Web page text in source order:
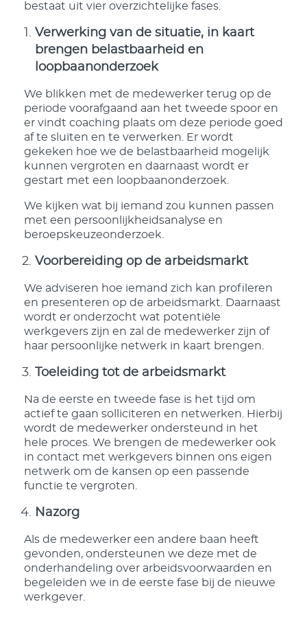
bestaat uit vier overzichtelijke fases.
Verwerking van de situatie, in kaart
brengen belastbaarheid en
loopbaanonderzoek
We blikken met de medewerker terug op de
periode voorafgaand aan het tweede spoor en
er vindt coaching plaats om deze periode goed
af te sluiten en te verwerken. Er wordt
gekeken hoe we de belastbaarheid mogelijk
kunnen vergroten en daarnaast wordt er
gestart met een loopbaanonderzoek.
We kijken wat bij iemand zou kunnen passen
met een persoonlijkheidsanalyse en
beroepskeuzeonderzoek.
Voorbereiding op de arbeidsmarkt
We adviseren hoe iemand zich kan profileren
en presenteren op de arbeidsmarkt. Daarnaast
wordt er onderzocht wat potentiële
werkgevers zijn en zal de medewerker zijn of
haar persoonlijke netwerk in kaart brengen.
Toeleiding tot de arbeidsmarkt
Na de eerste en tweede fase is het tijd om
actief te gaan solliciteren en netwerken. Hierbij
wordt de medewerker ondersteund in het
hele proces. We brengen de medewerker ook
in contact met werkgevers binnen ons eigen
netwerk om de kansen op een passende
functie te vergroten.
Nazorg
Als de medewerker een andere baan heeft
gevonden, ondersteunen we deze met de
onderhandeling over arbeidsvoorwaarden en
begeleiden we in de eerste fase bij de nieuwe
werkgever.